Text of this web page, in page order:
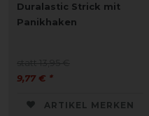
Duralastic Strick mit
Panikhaken
9,77 € *
ARTIKEL MERKEN